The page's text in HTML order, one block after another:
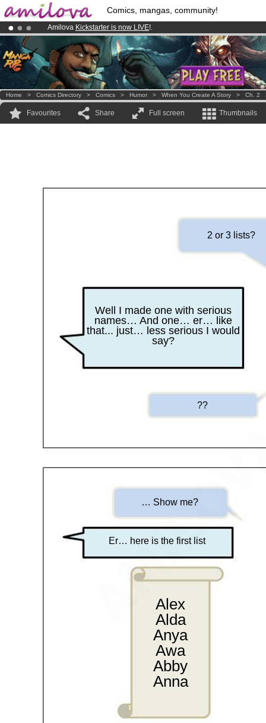
Comics, mangas, community!
Amilova Kickstarter is now LIVE!.
Premium membership from3.95 eurosper month !Get membership
Already 134393membersand 1208 comics & mangas!.
Home > Comics Directory > Comics > Humor > When You Create A Story > Ch. 2
Favourites Share Full screen Thumbnails
2 or 3 lists?
Well I made one with serious
names… And one… er… like
that... just… less serious I would
say?
??
… Show me?
Er… here is the first list
Alex
Alda
Anya
Awa
Abby
Anna